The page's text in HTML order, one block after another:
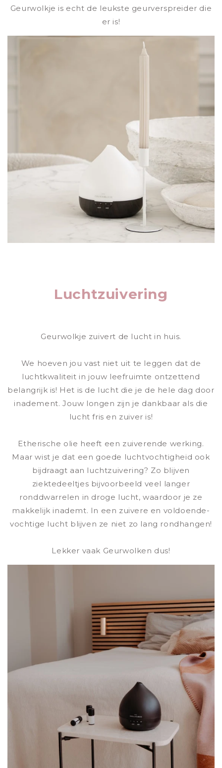
Geurwolkje is echt de leukste geurverspreider die
er is!
Luchtzuivering
Geurwolkje zuivert de lucht in huis.
We hoeven jou vast niet uit te leggen dat de
luchtkwaliteit in jouw leefruimte ontzettend
belangrijk is! Het is de lucht die je de hele dag door
inadement. Jouw longen zijn je dankbaar als die
lucht fris en zuiver is!
Etherische olie heeft een zuiverende werking.
Maar wist je dat een goede luchtvochtigheid ook
bijdraagt aan luchtzuivering? Zo blijven
ziektedeeltjes bijvoorbeeld veel langer
ronddwarrelen in droge lucht, waardoor je ze
makkelijk inademt. In een zuivere en voldoende-
vochtige lucht blijven ze niet zo lang rondhangen!
Lekker vaak Geurwolken dus!